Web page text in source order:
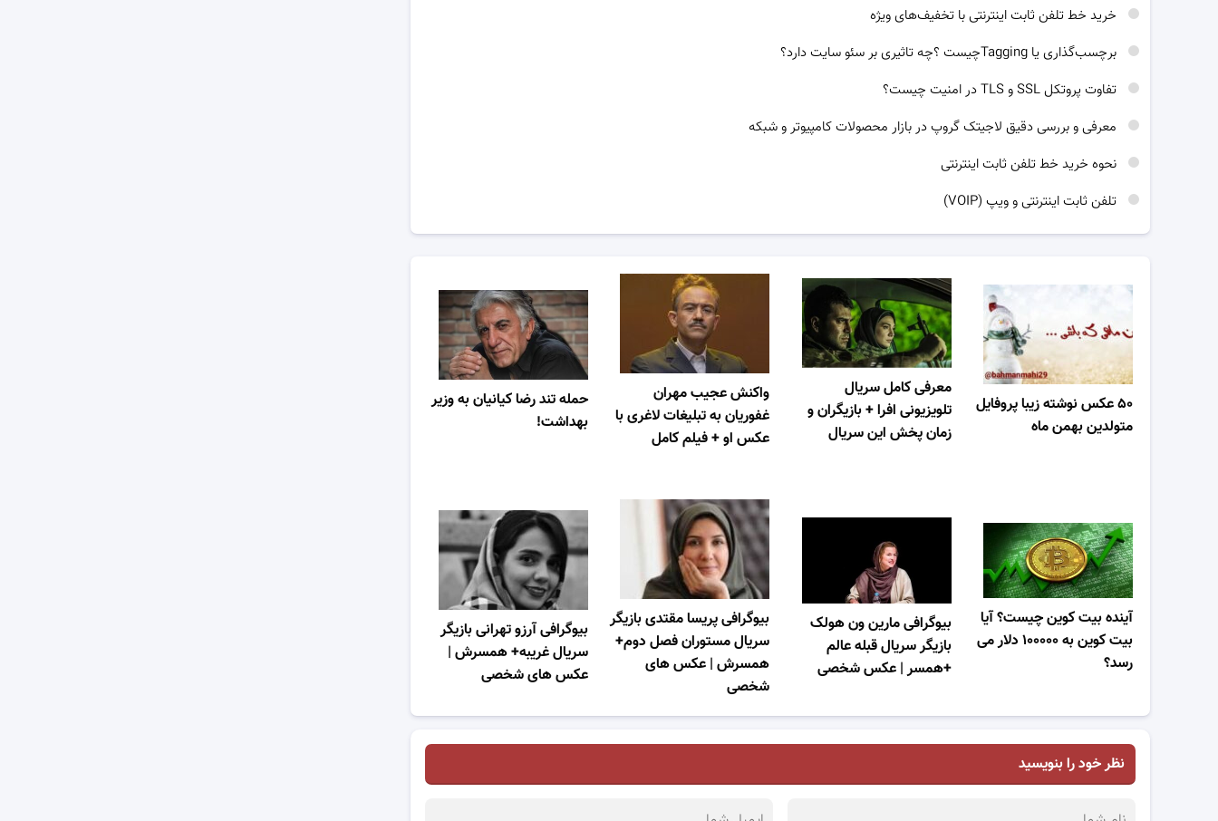
خرید خط تلفن ثابت اینترنتی با تخفیف‌های ویژه
برچسب‌گذاری یا Taggingچیست ؟چه تاثیری بر سئو سایت دارد؟
تفاوت پروتکل SSL و TLS در امنیت چیست؟
معرفی و بررسی دقیق لاجیتک گروپ در بازار محصولات کامپیوتر و شبکه
نحوه خرید خط تلفن ثابت اینترنتی
تلفن ثابت اینترنتی و ویپ (VOIP)
حمله تند رضا کیانیان به وزیر
بهداشت!
واکنش عجیب مهران
غفوریان به تبلیغات لاغری با
عکس او + فیلم کامل
معرفی کامل سریال
تلویزیونی افرا + بازیگران و
زمان پخش این سریال
۵۰ عکس نوشته زیبا پروفایل
متولدین بهمن ماه
بیوگرافی آرزو تهرانی بازیگر
سریال غریبه+ همسرش |
عکس های شخصی
بیوگرافی پریسا مقتدی بازیگر
سریال مستوران فصل دوم+
همسرش | عکس های
شخصی
بیوگرافی مارین ون هولک
بازیگر سریال قبله عالم
+همسر | عکس شخصی
آینده بیت کوین چیست؟ آیا
بیت کوین به ۱۰۰۰۰۰ دلار می
رسد؟
نظر خود را بنویسید